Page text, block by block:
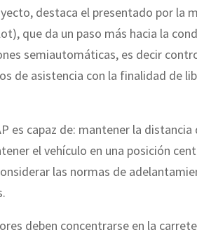
destaca el presentado por la
que da un paso más hacia la
semiautomáticas, es decir
de asistencia con la finalidad de
es capaz de: mantener la
el vehículo en una posición
las normas de
deben concentrarse en la